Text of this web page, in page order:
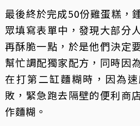
最後終於完成50份雞蛋糕，
眾填寫表單中，發現大部分
再酥脆一點，於是他們決定
幫忙調配獨家配方，同時因
在打第二缸麵糊時，因為
敗，緊急跑去隔壁的便利商
作麵糊。